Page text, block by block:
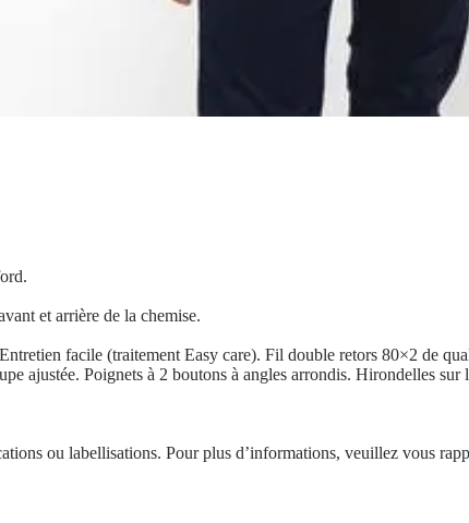
et arrière de la chemise.
facile (traitement Easy care). Fil double retors 80×2 de
ajustée. Poignets à 2 boutons à angles arrondis. Hirondelles
ou labellisations. Pour plus d’informations, veuillez vous